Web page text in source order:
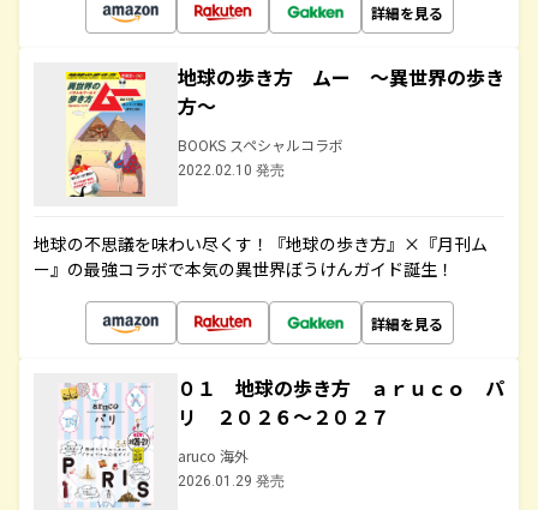
詳細を見る
地球の歩き方 ムー ～異世界の歩き
方～
BOOKS スペシャルコラボ
2022.02.10 発売
地球の不思議を味わい尽くす！『地球の歩き方』×『月刊ム
ー』の最強コラボで本気の異世界ぼうけんガイド誕生！
詳細を見る
０１ 地球の歩き方 ａｒｕｃｏ パ
リ ２０２６～２０２７
aruco 海外
2026.01.29 発売